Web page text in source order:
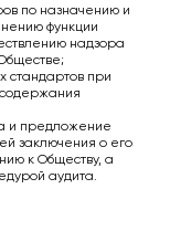
по назначению и
функции
надзора
стандартов при
содержания
и предложение
заключения о его
к Обществу, а
аудита.